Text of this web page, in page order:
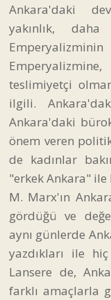
Ankara'daki
yakınlık,
teslimiyetçi
ilgili.
Ankara'daki
önem veren
de kadınlar
"erkek Ankara" ile
M. Marx'ın
gördüğü ve
aynı günlerde
yazdıkları ile
Lansere de,
farklı amaçlarla